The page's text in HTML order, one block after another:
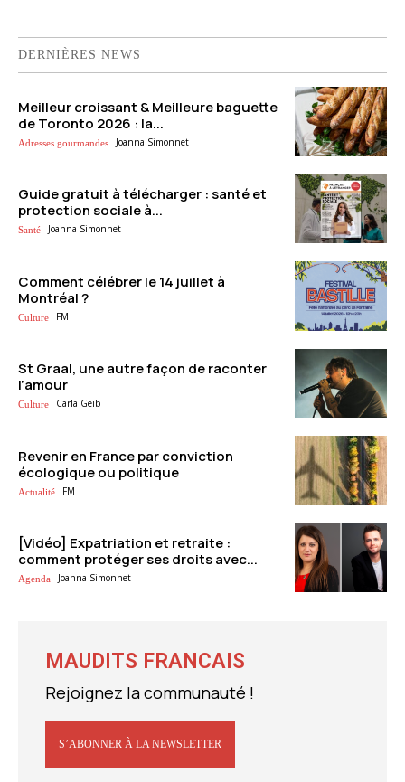
DERNIÈRES NEWS
Meilleur croissant & Meilleure baguette
de Toronto 2026 : la...
Adresses gourmandes Joanna Simonnet
Guide gratuit à télécharger : santé et
protection sociale à...
Santé Joanna Simonnet
Comment célébrer le 14 juillet à
Montréal ?
Culture FM
St Graal, une autre façon de raconter
l’amour
Culture Carla Geib
Revenir en France par conviction
écologique ou politique
Actualité FM
[Vidéo] Expatriation et retraite :
comment protéger ses droits avec...
Agenda Joanna Simonnet
MAUDITS FRANCAIS
Rejoignez la communauté !
S’ABONNER À LA NEWSLETTER